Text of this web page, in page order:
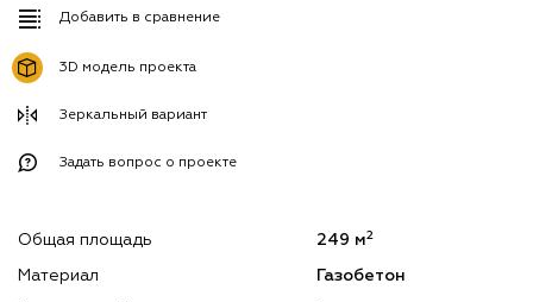
Добавить в сравнение
3D модель проекта
Зеркальный вариант
Задать вопрос о проекте
Общая площадь 249 м2
Материал Газобетон